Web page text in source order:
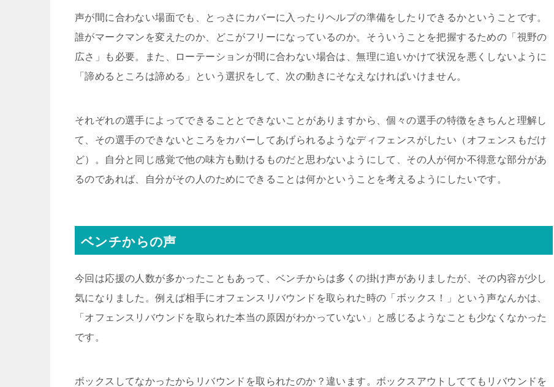
声が間に合わない場面でも、とっさにカバーに入ったりヘルプの準備をしたりできるかということです。
誰がマークマンを変えたのか、どこがフリーになっているのか。そういうことを把握するための「視野の
広さ」も必要。また、ローテーションが間に合わない場合は、無理に追いかけて状況を悪くしないように
「諦めるところは諦める」という選択をして、次の動きにそなえなければいけません。
それぞれの選手によってできることとできないことがありますから、個々の選手の特徴をきちんと理解し
て、その選手のできないところをカバーしてあげられるようなディフェンスがしたい（オフェンスもだけ
ど）。自分と同じ感覚で他の味方も動けるものだと思わないようにして、その人が何か不得意な部分があ
るのであれば、自分がその人のためにできることは何かということを考えるようにしたいです。
ベンチからの声
今回は応援の人数が多かったこともあって、ベンチからは多くの掛け声がありましたが、その内容が少し
気になりました。例えば相手にオフェンスリバウンドを取られた時の「ボックス！」という声なんかは、
「オフェンスリバウンドを取られた本当の原因がわかっていない」と感じるようなことも少なくなかった
です。
ボックスしてなかったからリバウンドを取られたのか？違います。ボックスアウトしててもリバウンドを